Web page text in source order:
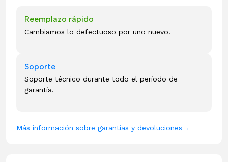
Reemplazo rápido
Cambiamos lo defectuoso por uno nuevo.
Soporte
Soporte técnico durante todo el período de
garantía.
Más información sobre garantías y devoluciones→